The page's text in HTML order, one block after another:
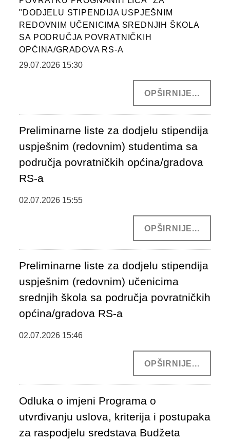
"DODJELU STIPENDIJA USPJEŠNIM
REDOVNIM UČENICIMA SREDNJIH ŠKOLA
SA PODRUČJA POVRATNIČKIH
OPĆINA/GRADOVA RS-A
29.07.2026 15:30
OPŠIRNIJE...
Preliminarne liste za dodjelu stipendija
uspješnim (redovnim) studentima sa
područja povratničkih općina/gradova
RS-a
02.07.2026 15:55
OPŠIRNIJE...
Preliminarne liste za dodjelu stipendija
uspješnim (redovnim) učenicima
srednjih škola sa područja povratničkih
općina/gradova RS-a
02.07.2026 15:46
OPŠIRNIJE...
Odluka o imjeni Programa o
utvrđivanju uslova, kriterija i postupaka
za raspodjelu sredstava Budžeta
OBRASCI
OSTALO